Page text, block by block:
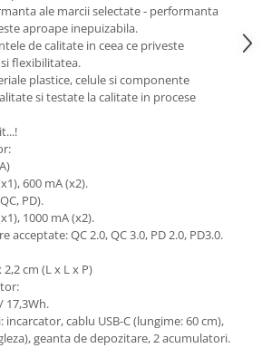
ale marcii selectate - performanta
aproape inepuizabila.
de calitate in ceea ce priveste
flexibilitatea.
plastice, celule si componente
si testate la calitate in procese
600 mA (x2).
PD).
1000 mA (x2).
acceptate: QC 2.0, QC 3.0, PD 2.0, PD3.0.
cm (L x L x P)
17,3Wh.
cablu USB-C (lungime: 60 cm),
geanta de depozitare, 2 acumulatori.